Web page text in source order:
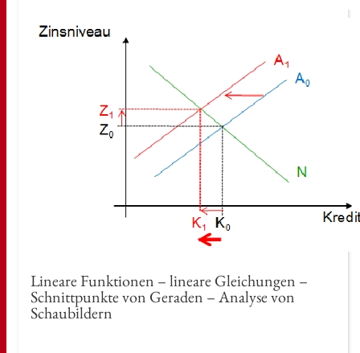
Li­nea­re Funk­tio­nen – li­nea­re Glei­chun­gen –
Schnitt­punk­te von Ge­ra­den – Ana­ly­se von
Schau­bil­dern